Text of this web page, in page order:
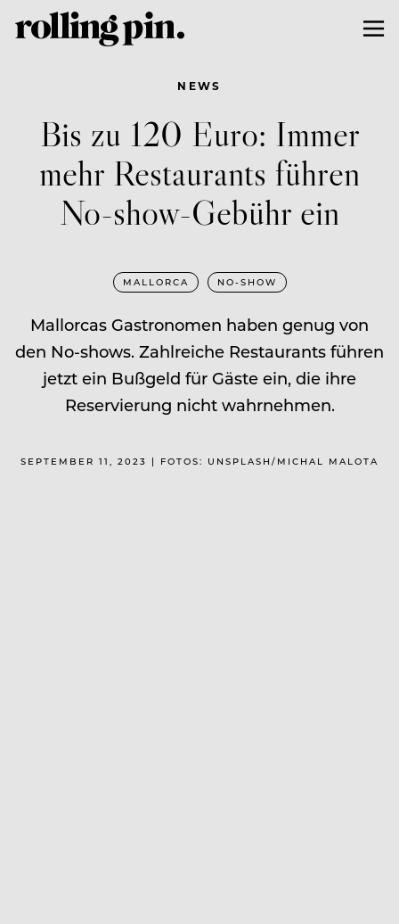
NEWS
Bis zu 120 Euro: Immer
mehr Restaurants führen
No-show-Gebühr ein
MALLORCA NO-SHOW
Mallorcas Gastronomen haben genug von
den No-shows. Zahlreiche Restaurants führen
jetzt ein Bußgeld für Gäste ein, die ihre
Reservierung nicht wahrnehmen.
SEPTEMBER 11, 2023 | FOTOS: UNSPLASH/MICHAL MALOTA